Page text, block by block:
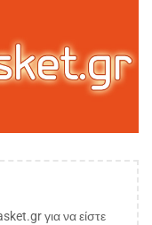
για να είστε